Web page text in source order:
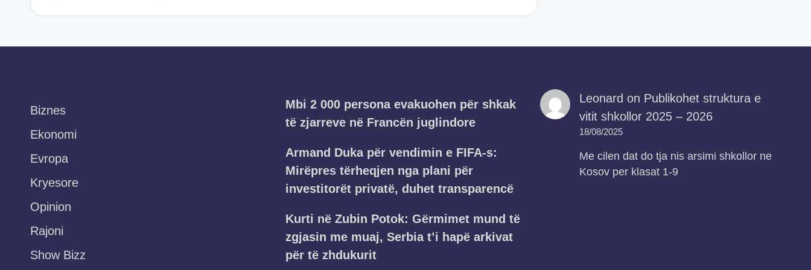
Biznes
Ekonomi
Evropa
Kryesore
Opinion
Rajoni
Show Bizz
Mbi 2 000 persona evakuohen për shkak
të zjarreve në Francën juglindore
Armand Duka për vendimin e FIFA-s:
Mirëpres tërheqjen nga plani për
investitorët privatë, duhet transparencë
Kurti në Zubin Potok: Gërmimet mund të
zgjasin me muaj, Serbia t’i hapë arkivat
për të zhdukurit
Leonard on Publikohet struktura e
vitit shkollor 2025 – 2026
18/08/2025
Me cilen dat do tja nis arsimi shkollor ne
Kosov per klasat 1-9